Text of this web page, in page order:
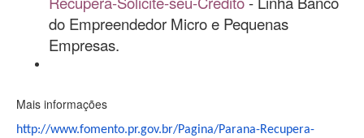
do Empreendedor Micro e Pequenas
Empresas.
Mais informações
http://www.fomento.pr.gov.br/Pagina/Parana-Recupera-